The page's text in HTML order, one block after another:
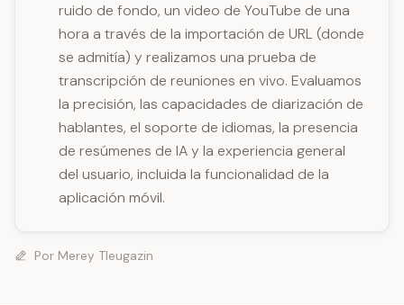
ruido de fondo, un video de YouTube de una
hora a través de la importación de URL (donde
se admitía) y realizamos una prueba de
transcripción de reuniones en vivo. Evaluamos
la precisión, las capacidades de diarización de
hablantes, el soporte de idiomas, la presencia
de resúmenes de IA y la experiencia general
del usuario, incluida la funcionalidad de la
aplicación móvil.
Por Merey Tleugazin